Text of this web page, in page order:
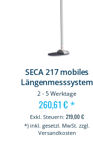
SECA 217 mobiles
Längenmesssystem
2 - 5 Werktage
260,61 €*
219,00 €
*) inkl. gesetzl. MwSt. zzgl.
Versandkosten